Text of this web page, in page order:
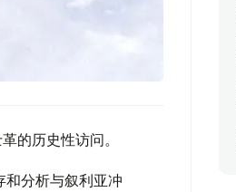
的历史性访问。
分析与叙利亚冲